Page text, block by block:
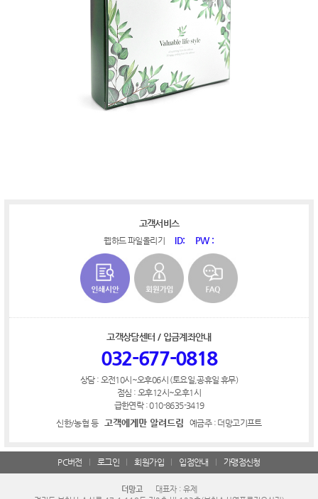
고객서비스
웹하드 파일올리기 ID: PW :
고객상담센터 / 입금계좌안내
032-677-0818
상담 : 오전10시~오후06시 (토요일,공휴일 휴무)
점심 : 오후12시~오후1시
급한연락 : 010-8635-3419
신한/농협 등 고객에게만 알려드림 예금주 : 더망고기프트
PC버전 로그인 회원가입 입점안내 가맹점신청
더망고
대표자 : 유제